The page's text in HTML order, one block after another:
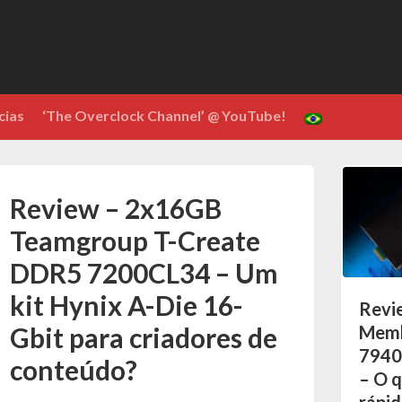
‘The Overclock Channel’ @ YouTube!
Review – 2x16GB
Teamgroup T-Create
DDR5 7200CL34 – Um
kit Hynix A-Die 16-
Gbit para criadores de
conteúdo?
– O